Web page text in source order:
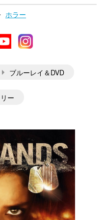
・ ホラー
Instagram
ブルーレイ＆DVD
ー